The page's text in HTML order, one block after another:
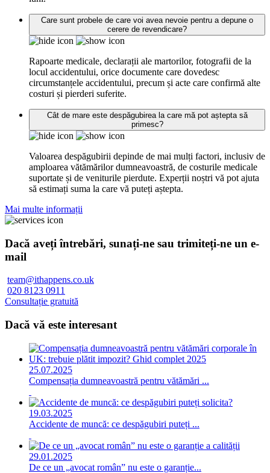
Care sunt probele de care voi avea nevoie pentru a depune o
cerere de revendicare?
Rapoarte medicale, declarații ale martorilor, fotografii de la
locul accidentului, orice documente care dovedesc
circumstanțele accidentului, precum și acte care confirmă alte
costuri și pierderi suferite.
Cât de mare este despăgubirea la care mă pot aștepta să
primesc?
Valoarea despăgubirii depinde de mai mulți factori, inclusiv de
amploarea vătămărilor dumneavoastră, de costurile medicale
suportate și de veniturile pierdute. Experții noștri vă pot ajuta
să estimați suma la care vă puteți aștepta.
Mai multe informații
Dacă aveți întrebări, sunați-ne sau trimiteți-ne un e-
mail
team@ithappens.co.uk
020 8123 0911
Consultație gratuită
Dacă vă este interesant
25.07.2025
Compensația dumneavoastră pentru vătămări ...
19.03.2025
Accidente de muncă: ce despăgubiri puteți ...
29.01.2025
De ce un „avocat român” nu este o garanție...